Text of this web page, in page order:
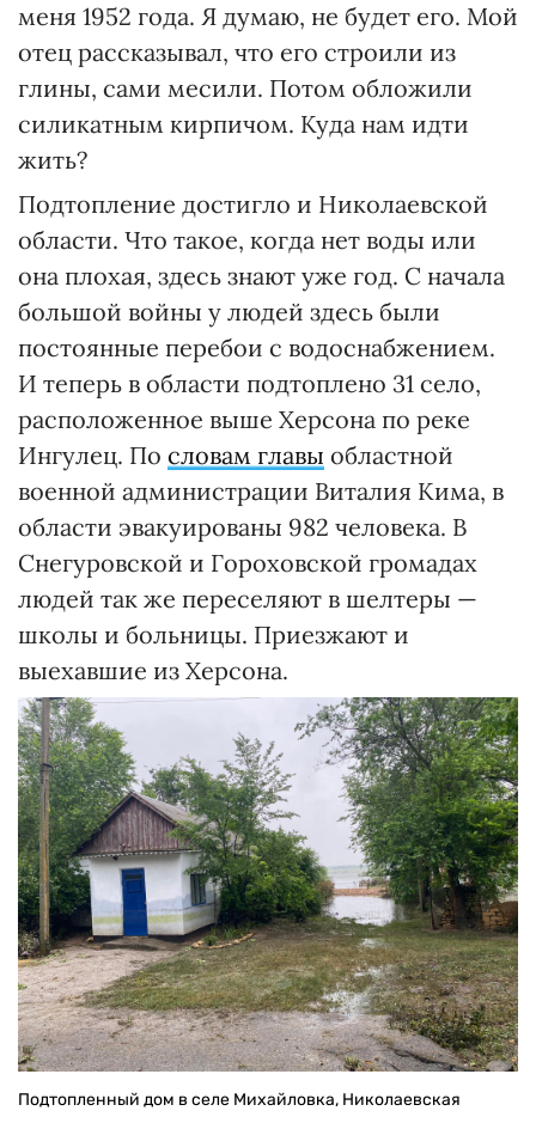
меня 1952 года. Я думаю, не будет его. Мой
отец рассказывал, что его строили из
глины, сами месили. Потом обложили
силикатным кирпичом. Куда нам идти
жить?
Подтопление достигло и Николаевской
области. Что такое, когда нет воды или
она плохая, здесь знают уже год. С начала
большой войны у людей здесь были
постоянные перебои с водоснабжением.
И теперь в области подтоплено 31 село,
расположенное выше Херсона по реке
Ингулец. По словам главы областной
военной администрации Виталия Кима, в
области эвакуированы 982 человека. В
Снегуровской и Гороховской громадах
людей так же переселяют в шелтеры —
школы и больницы. Приезжают и
выехавшие из Херсона.
Подтопленный дом в селе Михайловка, Николаевская